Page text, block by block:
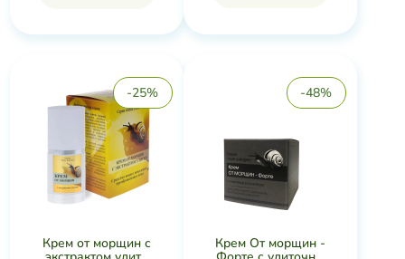
-25%
Крем от морщин с
-48%
Крем От морщин -